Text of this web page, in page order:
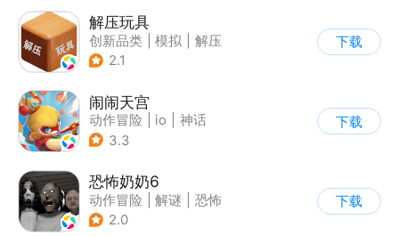
解压玩具
创新品类 模拟
解压
| 卡通
2.1
下载
闹闹天宫
动作冒险 io
神话
| 中国风
3.3
下载
恐怖奶奶6
动作冒险 解谜
恐怖
| 恐怖奶奶
2.0
下载